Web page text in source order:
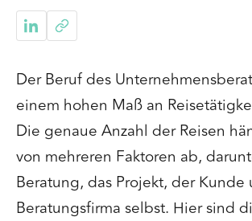
Der Beruf des
einem hohen Maß an
Die genaue Anzahl der Reisen
von mehreren Faktoren ab,
Beratung, das Projekt, der
Beratungsfirma selbst. Hier sind